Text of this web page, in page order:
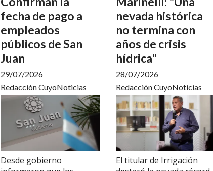
fecha de pago a
empleados
públicos de San
Juan
Redacción CuyoNoticias
29/07/2026
Desde gobierno
nevada histórica
no termina con
años de crisis
hídrica"
Redacción CuyoNoticias
28/07/2026
El titular de Irrigación